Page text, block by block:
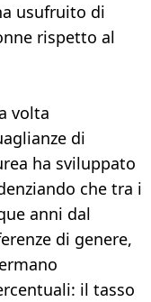
usufruito di
rispetto al
volta
di
ha sviluppato
che tra i
anni dal
di genere,
il tasso